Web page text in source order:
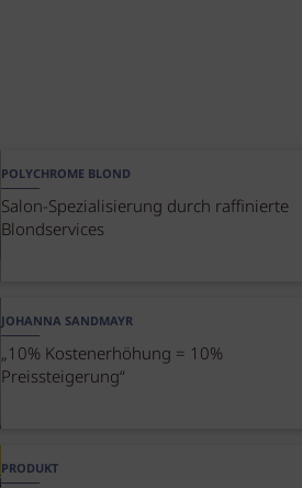
POLYCHROME BLOND
Salon-Spezialisierung durch raffinierte
Blondservices
JOHANNA SANDMAYR
„10% Kostenerhöhung = 10%
Preissteigerung“
PRODUKT